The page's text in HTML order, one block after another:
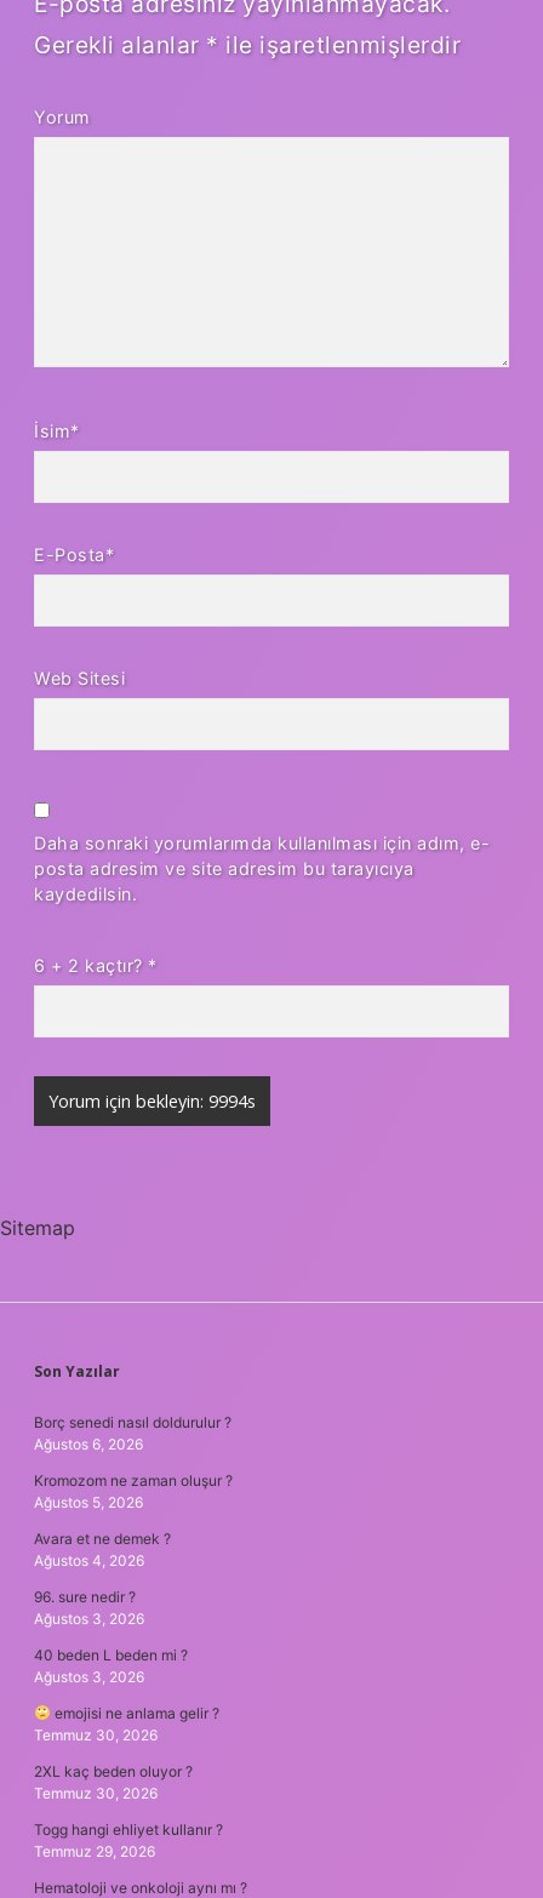
Gerekli alanlar * ile işaretlenmişlerdir
Yorum
İsim*
E-Posta*
Web Sitesi
Daha sonraki yorumlarımda kullanılması için adım, e-
posta adresim ve site adresim bu tarayıcıya
kaydedilsin.
6 + 2 kaçtır? *
Sitemap
SIDEBAR
Son Yazılar
Borç senedi nasıl doldurulur ?
Ağustos 6, 2026
Kromozom ne zaman oluşur ?
Ağustos 5, 2026
Avara et ne demek ?
Ağustos 4, 2026
96. sure nedir ?
Ağustos 3, 2026
40 beden L beden mi ?
Ağustos 3, 2026
emojisi ne anlama gelir ?
Temmuz 30, 2026
2XL kaç beden oluyor ?
Temmuz 30, 2026
Togg hangi ehliyet kullanır ?
Temmuz 29, 2026
Hematoloji ve onkoloji aynı mı ?